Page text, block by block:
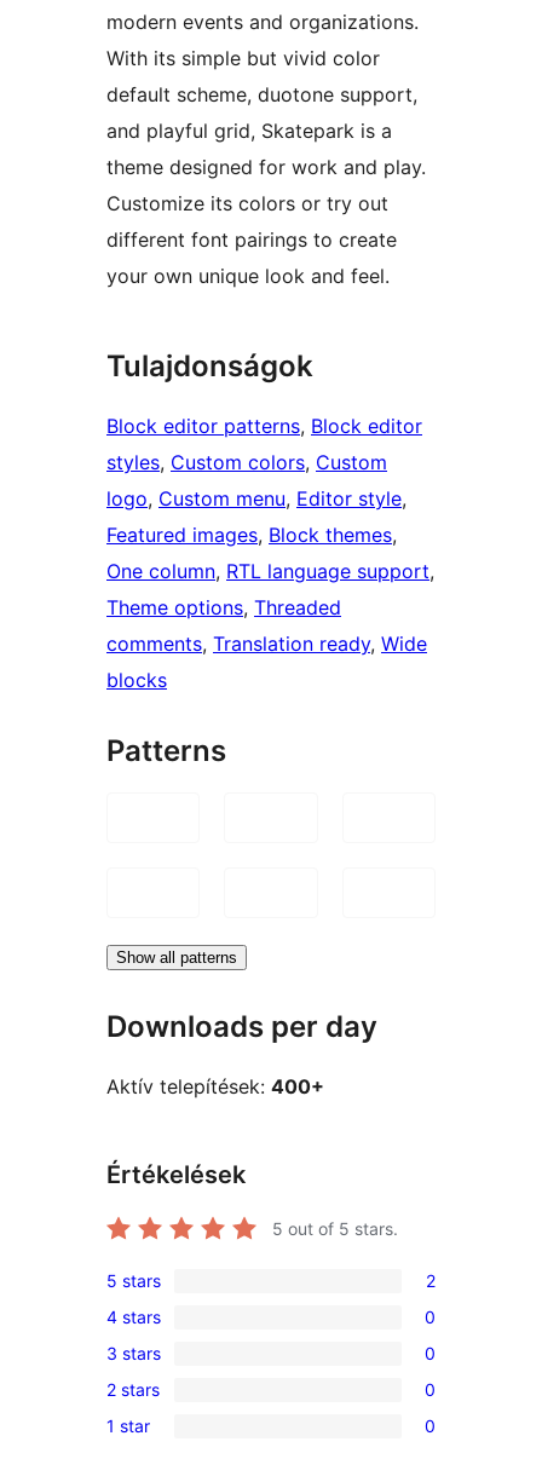
modern events and organizations.
With its simple but vivid color
default scheme, duotone support,
and playful grid, Skatepark is a
theme designed for work and play.
Customize its colors or try out
different font pairings to create
your own unique look and feel.
Tulajdonságok
Block editor patterns, Block editor
styles, Custom colors, Custom
logo, Custom menu, Editor style
Featured images, Block themes
One column, RTL language support
Theme options, Threaded
comments, Translation ready, Wide
blocks
Patterns
Show all patterns
Downloads per day
Aktív telepítések: 400+
Értékelések
5 out of 5 stars.
2
5-
star
reviews
5 stars 2
0
4-
star
reviews
4 stars 0
0
3-
star
3 stars 0
0
2-
2 stars 0
0
1 star 0